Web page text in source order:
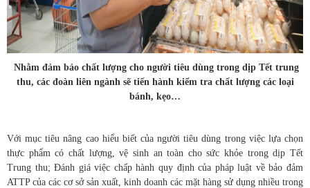
Nhằm đảm bảo chất lượng cho người tiêu dùng trong dịp Tết trung
thu, các đoàn liên ngành sẽ tiến hành kiểm tra chất lượng các loại
bánh, kẹo…
Với mục tiêu nâng cao hiểu biết của người tiêu dùng trong việc lựa chọn
thực phẩm có chất lượng, vệ sinh an toàn cho sức khỏe trong dịp Tết
Trung thu; Đánh giá việc chấp hành quy định của pháp luật về bảo đảm
ATTP của các cơ sở sản xuất, kinh doanh các mặt hàng sử dụng nhiều trong